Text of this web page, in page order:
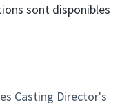
sont disponibles
Casting Director's